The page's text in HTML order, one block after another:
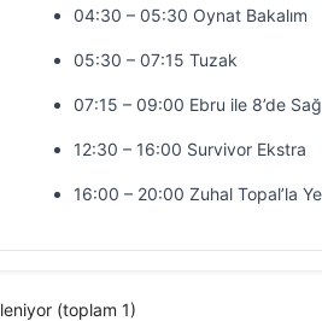
04:30 – 05:30 Oynat Bakalım
05:30 – 07:15 Tuzak
07:15 – 09:00 Ebru ile 8’de
12:30 – 16:00 Survivor Ekstra
16:00 – 20:00 Zuhal Topal’la
(toplam 1)